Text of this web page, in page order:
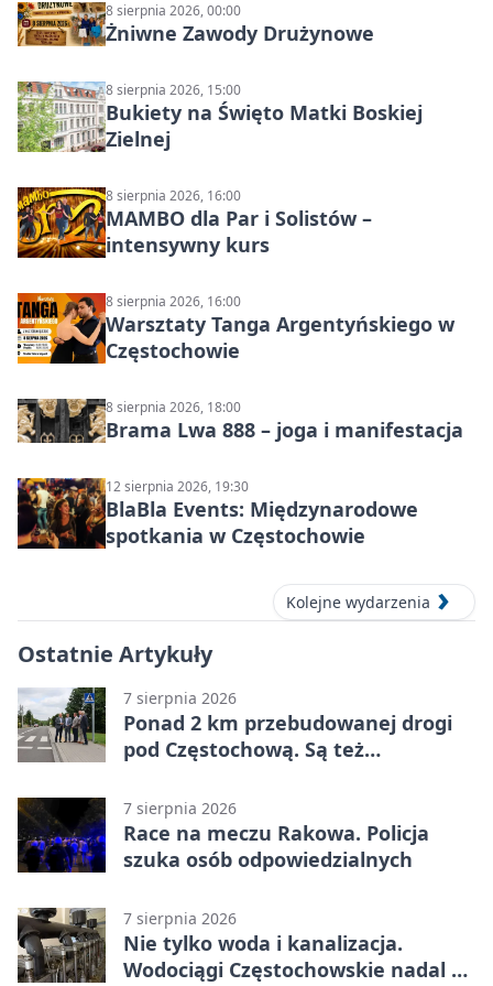
8 sierpnia 2026, 00:00
Żniwne Zawody Drużynowe
8 sierpnia 2026, 15:00
Bukiety na Święto Matki Boskiej
Zielnej
8 sierpnia 2026, 16:00
MAMBO dla Par i Solistów –
intensywny kurs
8 sierpnia 2026, 16:00
Warsztaty Tanga Argentyńskiego w
Częstochowie
8 sierpnia 2026, 18:00
Brama Lwa 888 – joga i manifestacja
12 sierpnia 2026, 19:30
BlaBla Events: Międzynarodowe
spotkania w Częstochowie
Kolejne wydarzenia
Ostatnie Artykuły
7 sierpnia 2026
Ponad 2 km przebudowanej drogi
pod Częstochową. Są też
7 sierpnia 2026
Race na meczu Rakowa. Policja
szuka osób odpowiedzialnych
7 sierpnia 2026
Nie tylko woda i kanalizacja.
Wodociągi Częstochowskie nadal w